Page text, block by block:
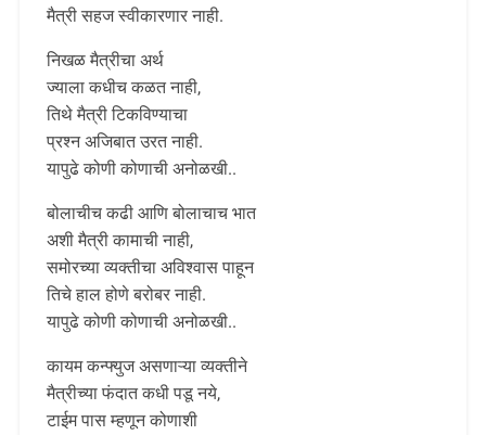
मैत्री सहज स्वीकारणार नाही.
निखळ मैत्रीचा अर्थ
ज्याला कधीच कळत नाही,
तिथे मैत्री टिकविण्याचा
प्रश्न अजिबात उरत नाही.
यापुढे कोणी कोणाची अनोळखी..
बोलाचीच कढी आणि बोलाचाच भात
अशी मैत्री कामाची नाही,
समोरच्या व्यक्तीचा अविश्वास पाहून
तिचे हाल होणे बरोबर नाही.
यापुढे कोणी कोणाची अनोळखी..
कायम कन्फ्युज असणाऱ्या व्यक्तीने
मैत्रीच्या फंदात कधी पडू नये,
टाईम पास म्हणून कोणाशी